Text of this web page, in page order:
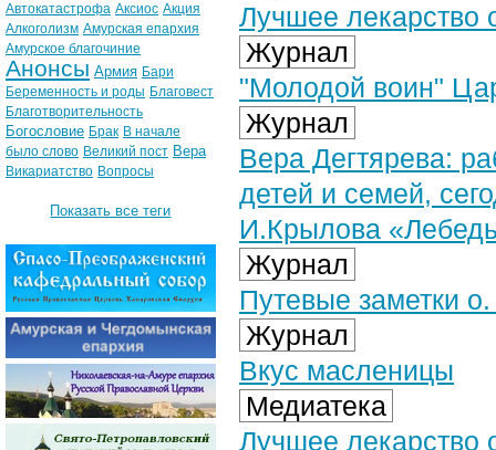
Лучшее лекарство
Журнал
"Молодой воин"
Журнал
Вера Дегтярева:
детей и семей,
И.Крылова
Журнал
Путевые заметки
Журнал
Вкус масленицы
Медиатека
Лучшее лекарство
Автокатастрофа Аксиос Акция
Алкоголизм Амурская епархия
Амурское благочиние
Анонсы Армия Бари
Беременность и роды Благовест
Благотворительность
Богословие Брак В начале
было слово Великий пост Вера
Викариатство Вопросы
Показать все теги